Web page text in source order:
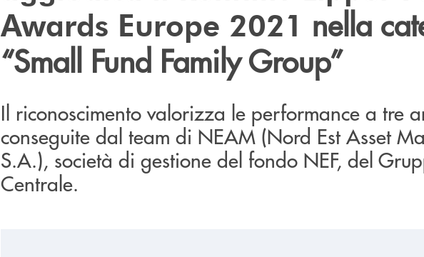
Awards Europe 2021 nella
“Small Fund Family Group”
Il riconoscimento valorizza le performance a tre
conseguite dal team di NEAM (Nord Est Asset
S.A.), società di gestione del fondo NEF, del
Centrale.